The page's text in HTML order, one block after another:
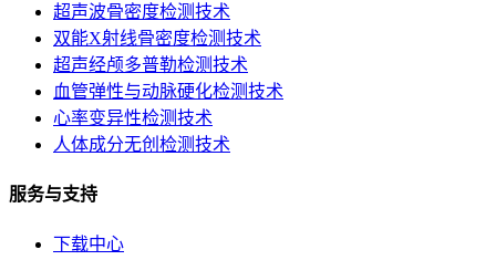
超声波骨密度检测技术
双能X射线骨密度检测技术
超声经颅多普勒检测技术
血管弹性与动脉硬化检测技术
心率变异性检测技术
人体成分无创检测技术
服务与支持
下载中心